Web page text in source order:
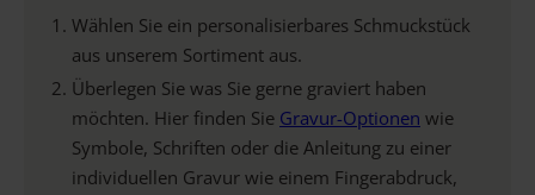
Wählen Sie ein personalisierbares Schmuckstück
aus unserem Sortiment aus.
Überlegen Sie was Sie gerne graviert haben
möchten. Hier finden Sie Gravur-Optionen wie
Symbole, Schriften oder die Anleitung zu einer
individuellen Gravur wie einem Fingerabdruck,